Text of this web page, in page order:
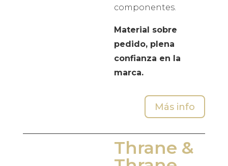
componentes.
Material sobre
pedido, plena
confianza en la
marca.
Más info
Thrane &